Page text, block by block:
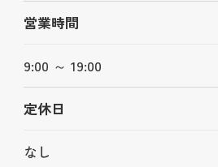
営業時間
9:00 ～ 19:00
定休日
なし